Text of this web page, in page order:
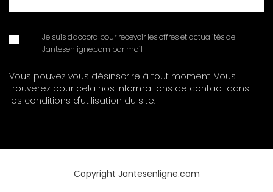
Je suis d'accord pour recevoir les offres et actualités de
Jantesenligne.com par mail
Vous pouvez vous désinscrire à tout moment. Vous
trouverez pour cela nos informations de contact dans
les conditions d'utilisation du site.
Copyright Jantesenligne.com